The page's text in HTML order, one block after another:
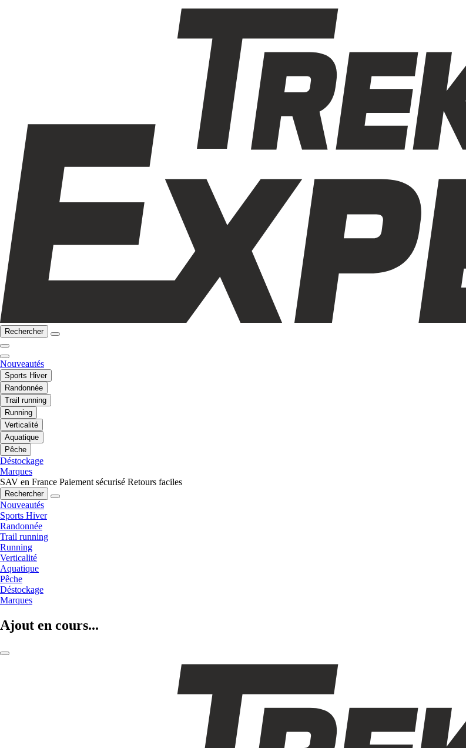
Rechercher
Nouveautés
Sports Hiver
Randonnée
Trail running
Running
Verticalité
Aquatique
Pêche
Déstockage
Marques
SAV en France Paiement sécurisé Retours faciles
Rechercher
Nouveautés
Sports Hiver
Randonnée
Trail running
Running
Verticalité
Aquatique
Pêche
Déstockage
Marques
Ajout en cours...